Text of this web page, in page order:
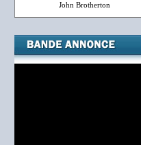
John Brotherton